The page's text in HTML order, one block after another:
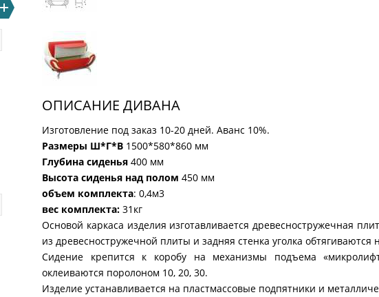
ОПИСАНИЕ ДИВАНА
Изготовление под заказ 10-20 дней. Аванс 10%.
Размеры Ш*Г*В 1500*580*860 мм
Глубина сиденья 400 мм
Высота сиденья над полом 450 мм
объем комплекта: 0,4м3
вес комплекта: 31кг
Основой каркаса изделия изготавливается древесностружечная
из древесностружечной плиты и задняя стенка уголка
Сидение крепится к коробу на механизмы подъема
оклеиваются поролоном 10, 20, 30.
Изделие устанавливается на пластмассовые подпятники и